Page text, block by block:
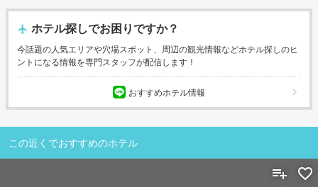
ホテル探しでお困りですか？
今話題の人気エリアや穴場スポット、周辺の観光情報などホテル探しのヒ
ントになる情報を専門スタッフが配信します！
おすすめホテル情報
この近くでおすすめのホテル